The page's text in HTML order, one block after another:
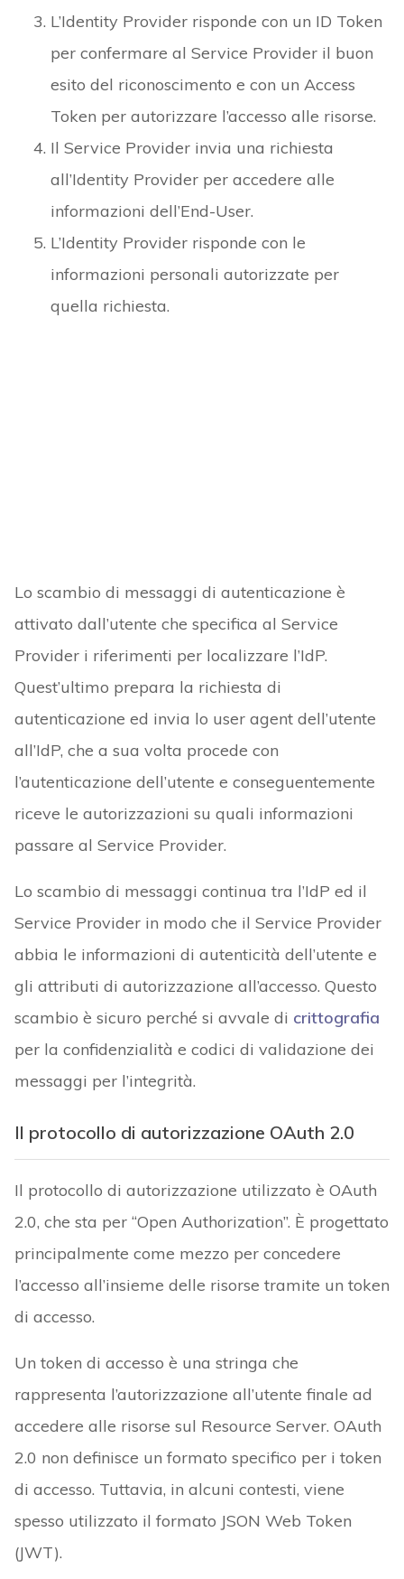
L’Identity Provider risponde con un ID Token
per confermare al Service Provider il buon
esito del riconoscimento e con un Access
Token per autorizzare l’accesso alle risorse.
Il Service Provider invia una richiesta
all’Identity Provider per accedere alle
informazioni dell’End-User.
L’Identity Provider risponde con le
informazioni personali autorizzate per
quella richiesta.
Lo scambio di messaggi di autenticazione è
attivato dall’utente che specifica al Service
Provider i riferimenti per localizzare l’IdP.
Quest’ultimo prepara la richiesta di
autenticazione ed invia lo user agent dell’utente
all’IdP, che a sua volta procede con
l’autenticazione dell’utente e conseguentemente
riceve le autorizzazioni su quali informazioni
passare al Service Provider.
Lo scambio di messaggi continua tra l’IdP ed il
Service Provider in modo che il Service Provider
abbia le informazioni di autenticità dell’utente e
gli attributi di autorizzazione all’accesso. Questo
scambio è sicuro perché si avvale di crittografia
per la confidenzialità e codici di validazione dei
messaggi per l’integrità.
Il protocollo di autorizzazione OAuth 2.0
Il protocollo di autorizzazione utilizzato è OAuth
2.0, che sta per “Open Authorization”. È progettato
principalmente come mezzo per concedere
l’accesso all’insieme delle risorse tramite un token
di accesso.
Un token di accesso è una stringa che
rappresenta l’autorizzazione all’utente finale ad
accedere alle risorse sul Resource Server. OAuth
2.0 non definisce un formato specifico per i token
di accesso. Tuttavia, in alcuni contesti, viene
spesso utilizzato il formato JSON Web Token
(JWT).